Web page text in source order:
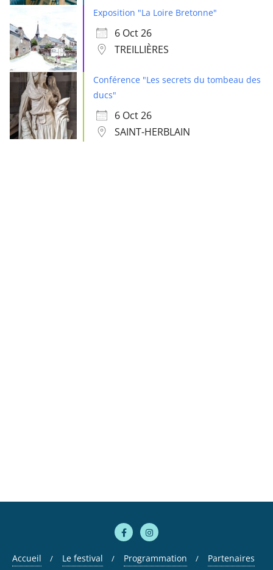
Exposition "La Loire Bretonne"
6 Oct 26
TREILLIÈRES
Conférence "Les secrets du tombeau des
ducs"
6 Oct 26
SAINT-HERBLAIN
Accueil Le festival Programmation
Partenaires